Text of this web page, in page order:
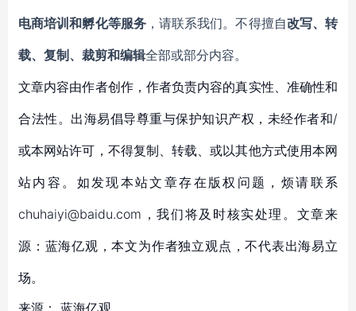
电商培训和孵化等服务，请联系我们。不得擅自改写、转
载、复制、裁剪和编辑全部或部分内容。
文章内容由作者创作，作者负责内容的真实性、准确性和
合法性。出海易倡导尊重与保护知识产权，未经作者和/
或本网站许可，不得复制、转载、或以其他方式使用本网
站内容。如发现本站文章存在版权问题，烦请联系
chuhaiyi@baidu.com，我们将及时核实处理。文章来
源：蓝海亿观，本文为作者独立观点，不代表出海易立
场。
来源： 蓝海亿观